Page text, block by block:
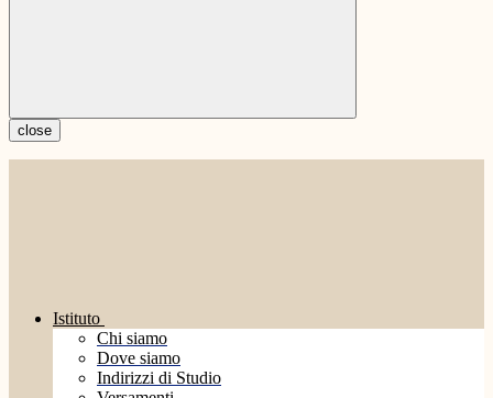
close
Istituto
Chi siamo
Dove siamo
Indirizzi di Studio